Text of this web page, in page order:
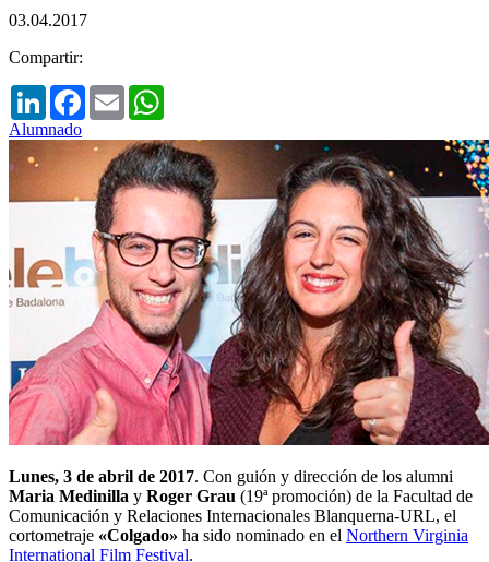
03.04.2017
Compartir:
LinkedInFacebook
Email
Alumnado
Lunes, 3 de abril de 2017. Con guión y dirección de los alumni
Maria Medinilla y Roger Grau (19ª promoción) de la Facultad de
Comunicación y Relaciones Internacionales Blanquerna-URL, el
cortometraje «Colgado» ha sido nominado en el Northern Virginia
International Film Festival.